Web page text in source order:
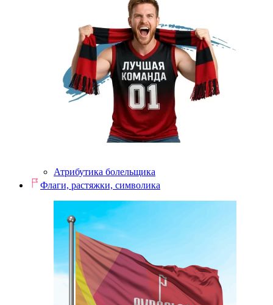
Атрибутика болельщика
Флаги, растяжки, символика